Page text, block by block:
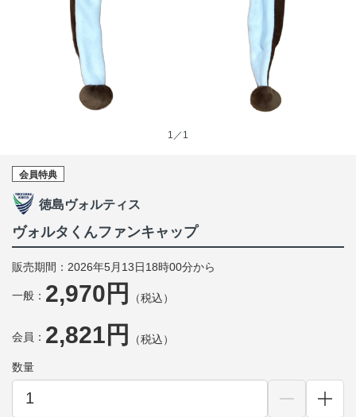
1／1
会員特典
徳島ヴォルティス
ヴォルタくんファンキャップ
販売期間：2026年5月13日18時00分から
一般： 2,970円 （税込）
会員： 2,821円 （税込）
数量